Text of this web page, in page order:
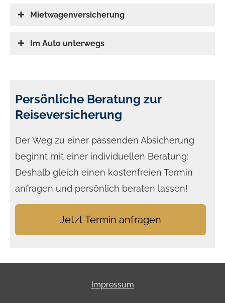
Mietwagenversicherung
Im Auto unterwegs
Persönliche Beratung zur
Reiseversicherung
Der Weg zu einer passenden Absicherung
beginnt mit einer individuellen Beratung:
Deshalb gleich einen kostenfreien Termin
anfragen und persönlich beraten lassen!
Jetzt Termin anfragen
Impressum